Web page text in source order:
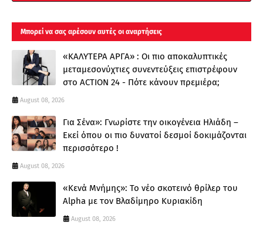
Μπορεί να σας αρέσουν αυτές οι αναρτήσεις
«ΚΑΛΥΤΕΡΑ ΑΡΓΑ» : Oι πιο αποκαλυπτικές
μεταμεσονύχτιες συνεντεύξεις επιστρέφουν
στο ACTION 24 - Πότε κάνουν πρεμιέρα;
August 08, 2026
Για Σένα»: Γνωρίστε την οικογένεια Ηλιάδη –
Εκεί όπου οι πιο δυνατοί δεσμοί δοκιμάζονται
περισσότερο !
August 08, 2026
«Κενά Μνήμης»: Το νέο σκοτεινό θρίλερ του
Alpha με τον Βλαδίμηρο Κυριακίδη
August 08, 2026